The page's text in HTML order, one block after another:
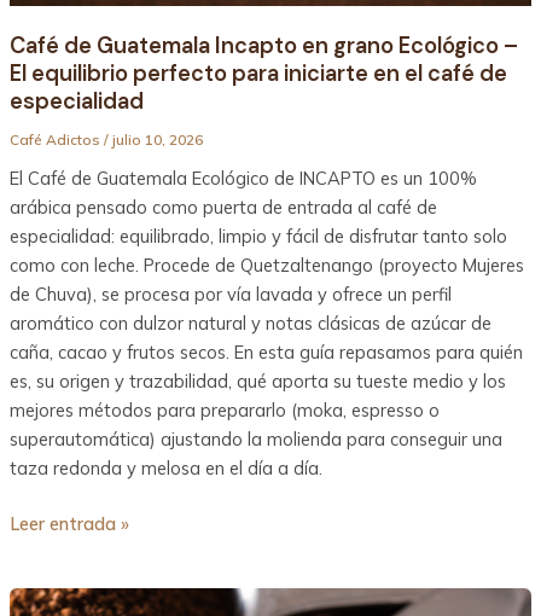
Café de Guatemala Incapto en grano Ecológico –
El equilibrio perfecto para iniciarte en el café de
especialidad
Café Adictos / julio 10, 2026
El Café de Guatemala Ecológico de INCAPTO es un 100%
arábica pensado como puerta de entrada al café de
especialidad: equilibrado, limpio y fácil de disfrutar tanto solo
como con leche. Procede de Quetzaltenango (proyecto Mujeres
de Chuva), se procesa por vía lavada y ofrece un perfil
aromático con dulzor natural y notas clásicas de azúcar de
caña, cacao y frutos secos. En esta guía repasamos para quién
es, su origen y trazabilidad, qué aporta su tueste medio y los
mejores métodos para prepararlo (moka, espresso o
superautomática) ajustando la molienda para conseguir una
taza redonda y melosa en el día a día.
Leer entrada »
¿Qué